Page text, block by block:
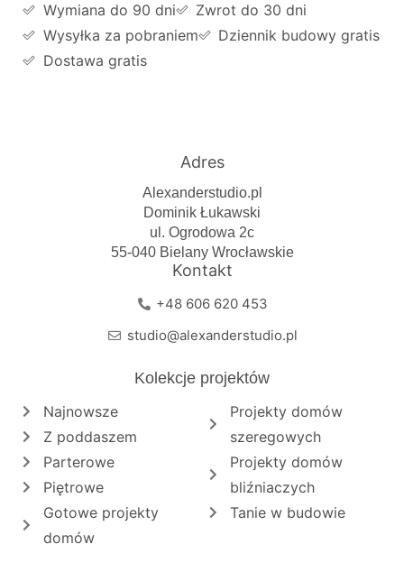
Wymiana do 90 dni
Zwrot do 30 dni
Wysyłka za pobraniem
Dziennik budowy gratis
Dostawa gratis
Adres
Alexanderstudio.pl
Dominik Łukawski
ul. Ogrodowa 2c
55-040 Bielany Wrocławskie
Kontakt
+48 606 620 453
studio@alexanderstudio.pl
Kolekcje projektów
Najnowsze
Z poddaszem
Parterowe
Piętrowe
Gotowe projekty
domów
Projekty domów
szeregowych
Projekty domów
bliźniaczych
Tanie w budowie